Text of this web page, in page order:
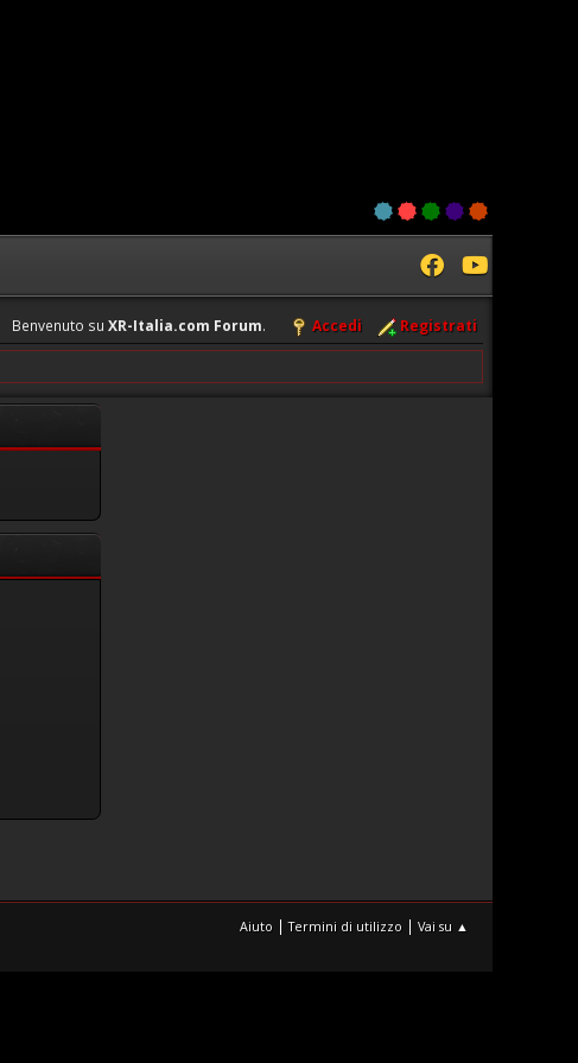
Benvenuto su XR-Italia.com Forum. Accedi Registrati
Aiuto |Termini di utilizzo | Vai su ▲